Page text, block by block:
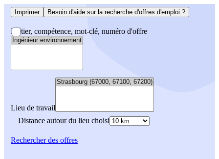
Imprimer Besoin d'aide sur la recherche d'offres d'emploi ?
Métier, compétence, mot-clé, numéro d'offre
Lieu de travail
Distance autour du lieu choisi
Rechercherdes offres